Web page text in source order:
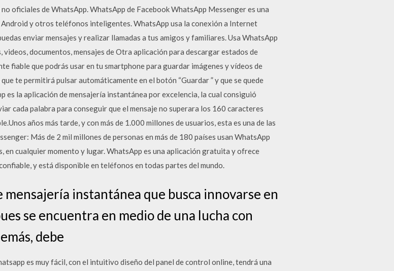
oficiales de WhatsApp. WhatsApp de Facebook WhatsApp Messenger es una
y otros teléfonos inteligentes. WhatsApp usa la conexión a Internet
enviar mensajes y realizar llamadas a tus amigos y familiares. Usa WhatsApp
documentos, mensajes de Otra aplicación para descargar estados de
fiable que podrás usar en tu smartphone para guardar imágenes y vídeos de
te permitirá pulsar automáticamente en el botón “Guardar ” y que se quede
es la aplicación de mensajería instantánea por excelencia, la cual consiguió
cada palabra para conseguir que el mensaje no superara los 160 caracteres
años más tarde, y con más de 1.000 millones de usuarios, esta es una de las
Más de 2 mil millones de personas en más de 180 países usan WhatsApp
en cualquier momento y lugar. WhatsApp es una aplicación gratuita y ofrece
y está disponible en teléfonos en todas partes del mundo.
instantánea que busca innovarse en
se encuentra en medio de una lucha con
debe
es muy fácil, con el intuitivo diseño del panel de control online, tendrá una